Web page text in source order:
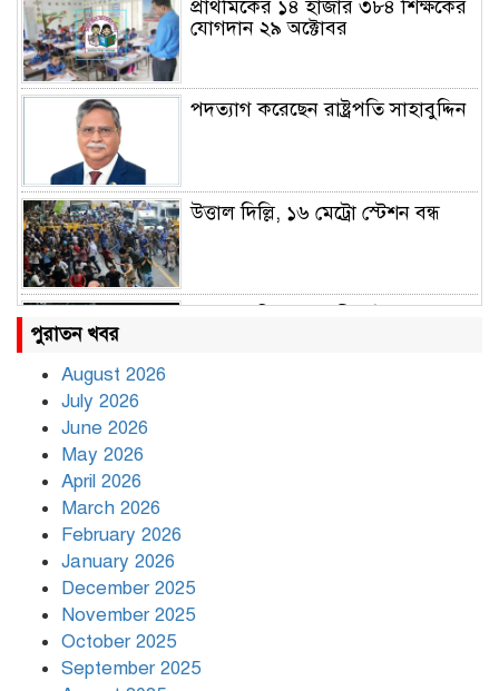
প্রাথমিকের ১৪ হাজার ৩৮৪ শিক্ষকের
যোগদান ২৯ অক্টোবর
পদত্যাগ করেছেন রাষ্ট্রপতি সাহাবুদ্দিন
উত্তাল দিল্লি, ১৬ মেট্রো স্টেশন বন্ধ
বৃষ্টি থামার নাম নেই, পথে পথে
পুরাতন খবর
August 2026
July 2026
June 2026
May 2026
April 2026
March 2026
February 2026
January 2026
December 2025
November 2025
October 2025
September 2025